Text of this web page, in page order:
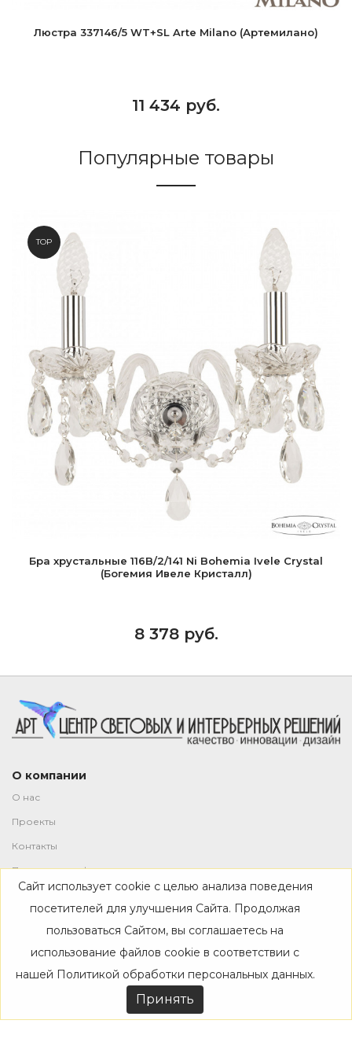
Люстра 337146/5 WT+SL Arte Milano (Артемилано)
11 434 руб.
Популярные товары
TOP
Бра хрустальные 116B/2/141 Ni Bohemia Ivele Crystal
(Богемия Ивеле Кристалл)
8 378 руб.
О компании
О нас
Проекты
Контакты
Политика конфиденциальности
Магазин
Каталог
Дизайнерам
Акции
Сайт использует cookie с целью анализа поведения
посетителей для улучшения Сайта. Продолжая
пользоваться Сайтом, вы соглашаетесь на
использование файлов cookie в соответствии с
нашей Политикой обработки персональных данных.
Принять